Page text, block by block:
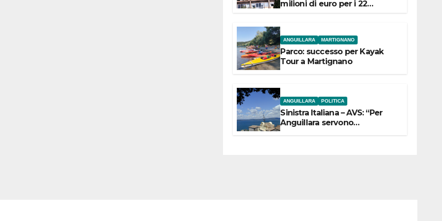
milioni di euro per i 22
ANGUILLARA MARTIGNANO
Parco: successo per Kayak
Tour a Martignano
ANGUILLARA POLITICA
Sinistra Italiana – AVS: “Per
Anguillara servono